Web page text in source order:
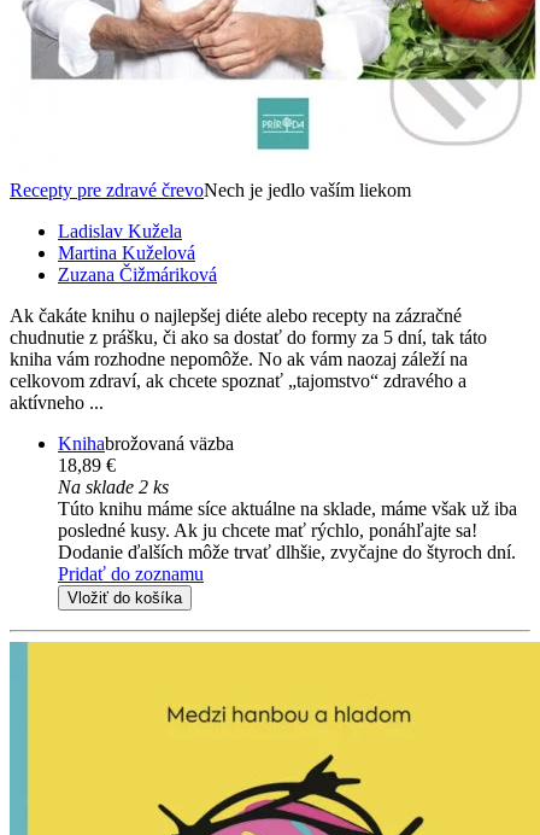
Recepty pre zdravé črevoNech je jedlo vaším liekom
Ladislav Kužela
Martina Kuželová
Zuzana Čižmáriková
Ak čakáte knihu o najlepšej diéte alebo recepty na zázračné
chudnutie z prášku, či ako sa dostať do formy za 5 dní, tak táto
kniha vám rozhodne nepomôže. No ak vám naozaj záleží na
celkovom zdraví, ak chcete spoznať „tajomstvo“ zdravého a
aktívneho ...
Knihabrožovaná väzba
18,89 €
Na sklade 2 ks
Túto knihu máme síce aktuálne na sklade, máme však už iba
posledné kusy. Ak ju chcete mať rýchlo, ponáhľajte sa!
Dodanie ďalších môže trvať dlhšie, zvyčajne do štyroch dní.
Pridať do zoznamu
Vložiť do košíka